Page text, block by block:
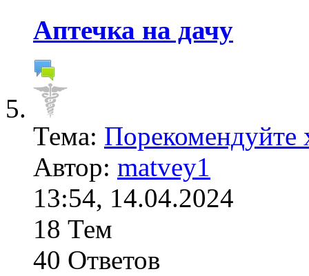
Аптечка на дачу
Тема: Порекомендуйте
Автор: matvey1
13:54, 14.04.2024
18 Тем
40 Ответов